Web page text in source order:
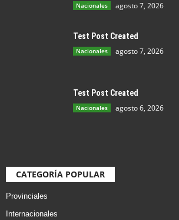
Nacionales agosto 7, 2026
Test Post Created
Nacionales agosto 7, 2026
Test Post Created
Nacionales agosto 6, 2026
CATEGORÍA POPULAR
Provinciales
Internacionales